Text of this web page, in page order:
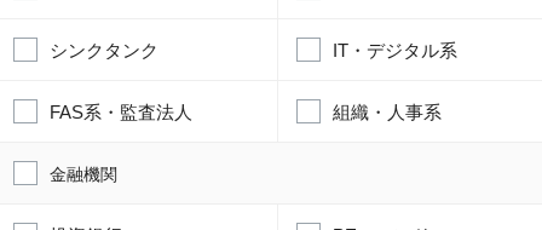
シンクタンク IT・デジタル系
FAS系・監査法人 組織・人事系
金融機関